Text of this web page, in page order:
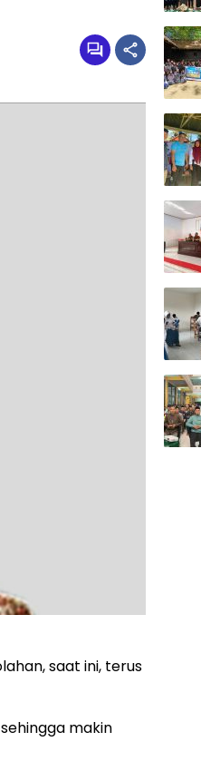
saat ini, terus
makin